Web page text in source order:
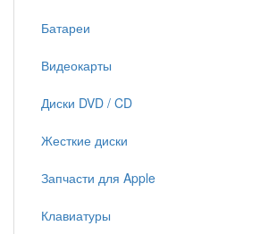
Батареи
Видеокарты
Диски DVD / CD
Жесткие диски
Запчасти для Apple
Клавиатуры